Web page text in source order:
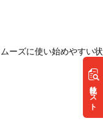
リスト
ーズに使い始めやすい